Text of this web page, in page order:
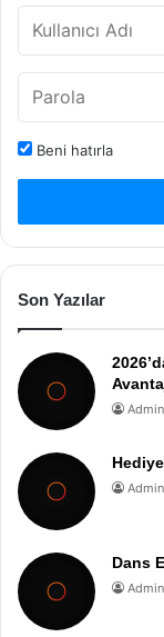
Beni hatırla
Son Yazılar
Admin
Admin
Dans
Admin